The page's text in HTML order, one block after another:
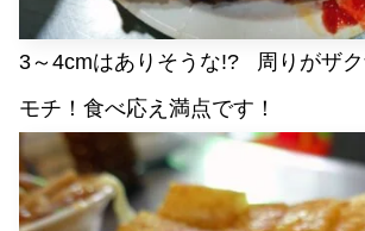
3～4cmはありそうな!? 周りがザ
モチ！食べ応え満点です！